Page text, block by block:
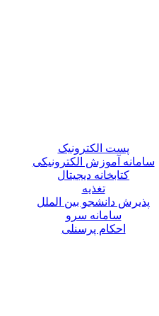
پست الکترونیک
سامانه آموزش الکترونیکی
کتابخانه دیجیتال
تغذیه
پذیرش دانشجو بین الملل
سامانه سرو
احکام پرسنلی